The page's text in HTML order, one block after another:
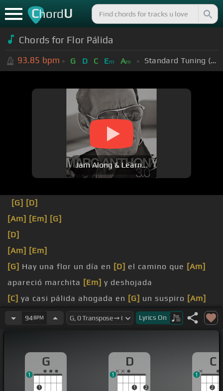
ChordU
Chords for Flor Pálida
93.85 bpm G D C Em Am Standard Tuning (EADGBE)
Jam Along & Learn...
[G] [D]
[Am] [Em] [G]
[D]
[Am] [Em]
[G] Hay una flor un día en [D] el camino que [Am]
apareció marchita [Em] y deshojada
[C] ya casi pálida ahogada en [G] un suspiro [Am]
me la llevé a mi jardín
para cuidarla
[A]a la que
recuperó el color que había perdido
porque encontró
un cuidador que la regara
94BPM Lyrics On
G
1
1
D
1
2
1
C
2
1